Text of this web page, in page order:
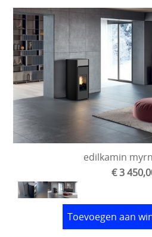
edilkamin
€ 3
Toevoegen aan